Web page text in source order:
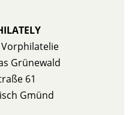
Grünewald
61
Gmünd